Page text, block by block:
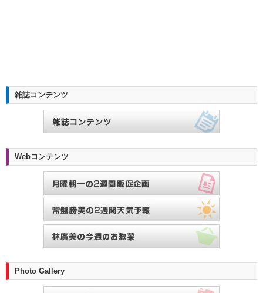
雑誌コンテンツ
Webコンテンツ
Photo Gallery